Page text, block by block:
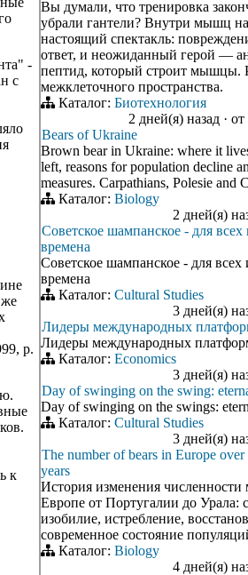
-
с
же
p.
к
Вы думали, что тренировка
убрали гантели? Внутри мышц
настоящий спектакль:
ответ, и неожиданный герой —
пептид, который строит мышцы.
межклеточного пространства.
Каталог: Биотехнология
2 дней(я) назад · от
Bears of Ukraine
Brown bear in Ukraine: where it
left, reasons for population decline
measures. Carpathians, Polesie and
Каталог: Biology
2 дней(я)
Советское шампанское - для
времена
Советское шампанское - для всех
времена
Каталог: Cultural Studies
3 дней(я)
Лидеры международных
Лидеры международных
Каталог: Economics
3 дней(я)
Day of swinging on the swing:
Day of swinging on the swings:
Каталог: Cultural Studies
3 дней(я)
The number of bears in Europe over
years
История изменения численности
Европе от Португалии до Урала:
изобилие, истребление,
современное состояние
Каталог: Biology
4 дней(я)